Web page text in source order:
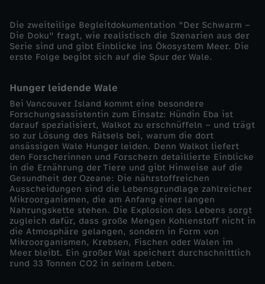
D
k
u
s
-
W
i
e
Die zweiteilige Begleitdokumentation "Der Schwarm –
Die Doku" fragt, wie realistisch die Szenarien aus der
Serie sind und gibt Einblicke ins Ökosystem Meer. Die
erste Folge begibt sich auf die Spur der Wale.
Hunger leidende Wale
Bei Vancouver Island kommt eine besondere
Forschungsassistentin zum Einsatz: Hündin Eba ist
darauf spezialisiert, Walkot zu erschnüffeln – und trägt
so zur Lösung des Rätsels bei, warum die dort
ansässigen Wale Hunger leiden. Denn Walkot liefert
den Forscherinnen und Forschern detaillierte Einblicke
in die Ernährung der Tiere und gibt Hinweise auf die
Gesundheit der Ozeane: Die nährstoffreichen
Ausscheidungen sind die Lebensgrundlage zahlreicher
Mikroorganismen, die am Anfang einer langen
Nahrungskette stehen. Die Explosion des Lebens sorgt
zugleich dafür, dass große Mengen Kohlenstoff nicht in
die Atmosphäre gelangen, sondern in Form von
Mikroorganismen, Krebsen, Fischen oder Walen im
Meer bleibt. Ein großer Wal speichert durchschnittlich
rund 33 Tonnen CO2 in seinem Leben.